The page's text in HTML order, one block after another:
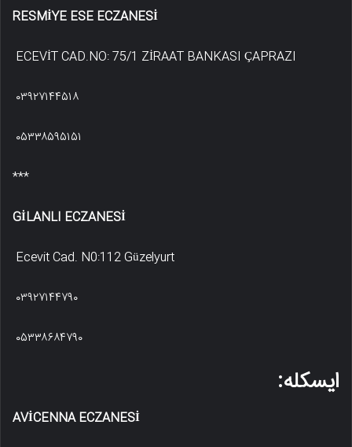
RESMİYE ESE ECZANESİ
ECEVİT CAD.NO: 75/1 ZİRAAT BANKASI ÇAPRAZI
۰۳۹۲۷۱۴۴۵۱۸
۰۵۳۳۸۵۹۵۱۵۱
***
GİLANLI ECZANESİ
Ecevit Cad. N0:112 Güzelyurt
۰۳۹۲۷۱۴۴۷۹۰
۰۵۳۳۸۶۸۴۷۹۰
ایسکله:
AVİCENNA ECZANESİ